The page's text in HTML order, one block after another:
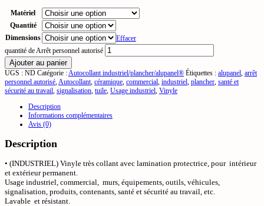
Matériel
Quantité
Dimensions
Effacer
quantité de Arrêt personnel autorisé
Ajouter au panier
UGS : ND Catégorie :Autocollant industriel/plancher/alupanel® Étiquettes : alupanel, arrêt
personnel autorisé,Autocollant, céramique, commercial, industriel, plancher, santé et
sécurité au travail, signalisation, tuile, Usage industriel, Vinyle
Description
Informations complémentaires
Avis (0)
Description
• (INDUSTRIEL) Vinyle très collant avec lamination protectrice, pour intérieur
et extérieur permanent.
Usage industriel, commercial, murs, équipements, outils, véhicules,
signalisation, produits, contenants, santé et sécurité au travail, etc.
Lavable et résistant.